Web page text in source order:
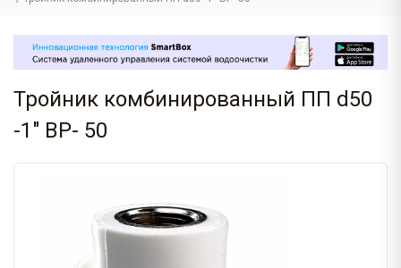
Тройник комбинированный ПП d50
-1" ВР- 50